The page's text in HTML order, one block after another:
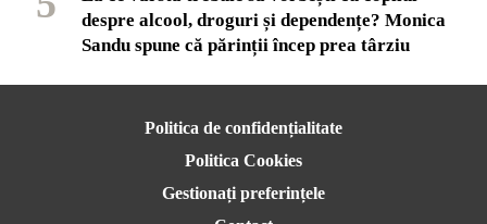
despre alcool, droguri și dependențe? Monica
Sandu spune că părinții încep prea târziu
Politica de confidențialitate
Politica Cookies
Gestionați preferințele